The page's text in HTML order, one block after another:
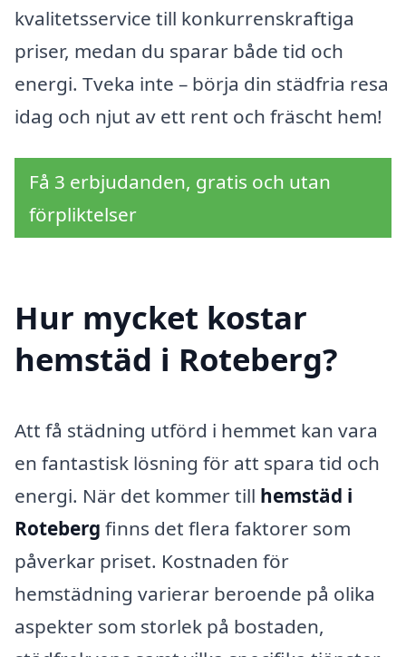
kvalitetsservice till konkurrenskraftiga
priser, medan du sparar både tid och
energi. Tveka inte – börja din städfria resa
idag och njut av ett rent och fräscht hem!
Få 3 erbjudanden, gratis och utan
förpliktelser
Hur mycket kostar
hemstäd i Roteberg?
Att få städning utförd i hemmet kan vara
en fantastisk lösning för att spara tid och
energi. När det kommer till hemstäd i
Roteberg finns det flera faktorer som
påverkar priset. Kostnaden för
hemstädning varierar beroende på olika
aspekter som storlek på bostaden,